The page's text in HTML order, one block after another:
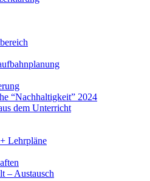
“Nachhaltigkeit” 2024
dem Unterricht
Lehrpläne
– Austausch